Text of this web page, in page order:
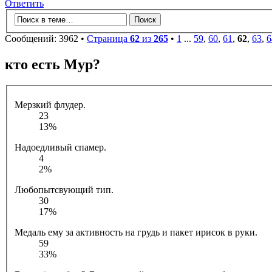
Ответить
Сообщений: 3962 • Страница 62 из 265 • 1 ... 59, 60, 61, 62, 63,
кто есть Мур?
Мерзкий флудер.
23
13%
Надоедливый спамер.
4
2%
Любопытсвующий тип.
30
17%
Медаль ему за активность на грудь и пакет ирисок в руки.
59
33%